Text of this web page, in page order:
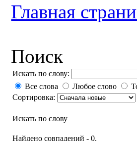
Главная
Поиск
Искать по слову:
Все слова Любое слово
Сортировка:
Искать по слову
Найдено совпадений - 0.